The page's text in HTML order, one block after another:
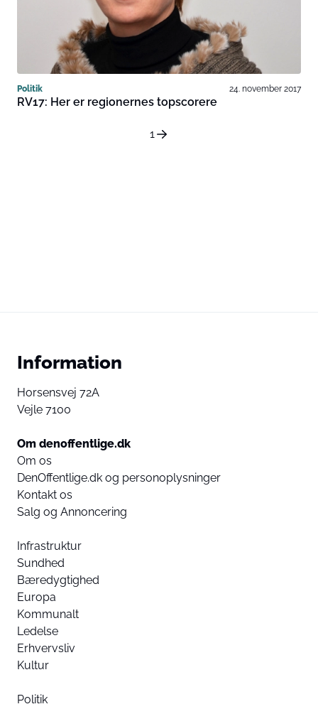
Politik 24. november 2017
RV17: Her er regionernes topscorere
1
Information
Horsensvej 72A
Vejle 7100
Om denoffentlige.dk
Om os
DenOffentlige.dk og personoplysninger
Kontakt os
Salg og Annoncering
Infrastruktur
Sundhed
Bæredygtighed
Europa
Kommunalt
Ledelse
Erhvervsliv
Kultur
Politik